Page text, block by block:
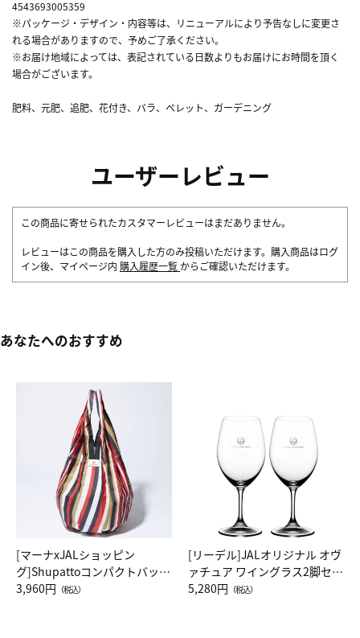
4543693005359
※パッケージ・デザイン・内容等は、リニューアルにより予告なしに変更さ
れる場合がありますので、予めご了承ください。
※お届け地域によっては、表記されている日数よりもお届けにお時間を頂く
場合がございます。
肥料、元肥、追肥、花付き、バラ、ペレット、ガーデニング
ユーザーレビュー
この商品に寄せられたカスタマーレビューはまだありません。
レビューはこの商品を購入した方のみ投稿いただけます。購入商品はログ
イン後、マイページ内 購入履歴一覧 からご確認いただけます。
あなたへのおすすめ
[マーナxJALショッピン
グ]Shupattoコンパクトバッグ
Drop JAL客室乗務員（LC）ス
3,960円 （税込）
[リーデル]JALオリジナル オヴ
ァチュア ワイングラス2脚セッ
ト（レッドワイン）
5,280円 （税込）